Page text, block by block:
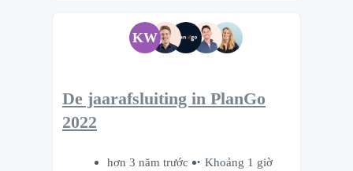
KW
De jaarafsluiting in PlanGo
2022
hơn 3 năm trước
Khoảng 1 giờ